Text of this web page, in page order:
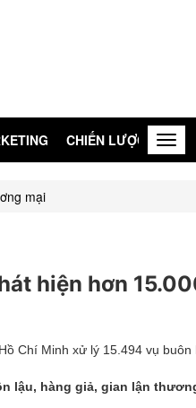
CHIẾN LƯỢC
mại
hiện hơn
Chí Minh xử lý 15.494 vụ
lậu, hàng giả, gian lận